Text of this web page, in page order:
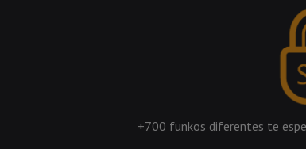
+700 funkos diferentes te